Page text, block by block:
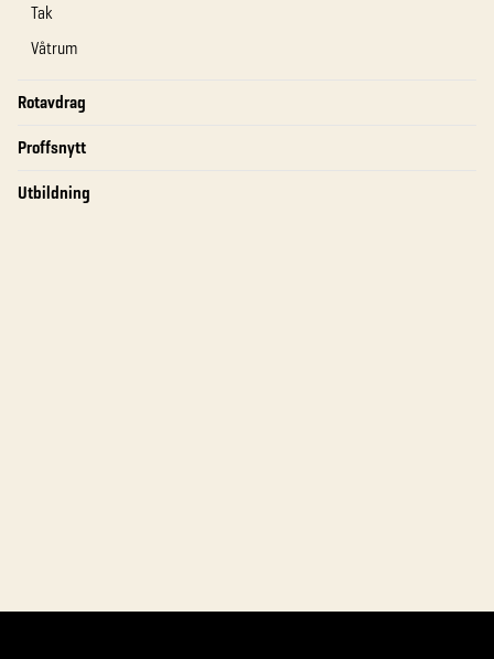
Tak
Våtrum
Rotavdrag
Proffsnytt
Utbildning